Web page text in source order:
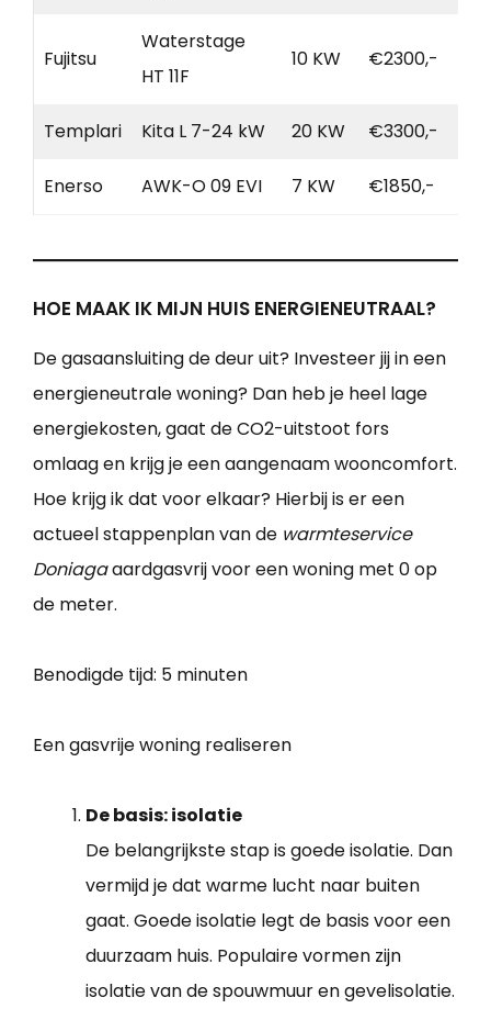
Fujitsu
Waterstage
HT 11F
10 KW €2300,-
Templari Kita L 7-24 kW 20 KW €3300,-
Enerso AWK-O 09 EVI 7 KW €1850,-
HOE MAAK IK MIJN HUIS ENERGIENEUTRAAL?
De gasaansluiting de deur uit? Investeer jij in een
energieneutrale woning? Dan heb je heel lage
energiekosten, gaat de CO2-uitstoot fors
omlaag en krijg je een aangenaam wooncomfort.
Hoe krijg ik dat voor elkaar? Hierbij is er een
actueel stappenplan van de warmteservice
Doniagaaardgasvrij voor een woning met 0 op
de meter.
Benodigde tijd: 5 minuten
Een gasvrije woning realiseren
De basis: isolatie
De belangrijkste stap is goede isolatie. Dan
vermijd je dat warme lucht naar buiten
gaat. Goede isolatie legt de basis voor een
duurzaam huis. Populaire vormen zijn
isolatie van de spouwmuur en gevelisolatie.